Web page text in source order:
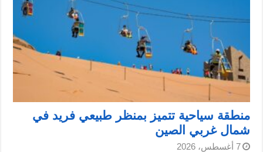
منطقة سياحية تتميز بمنظر طبيعي فريد في
شمال غربي الصين
7 أغسطس، 2026